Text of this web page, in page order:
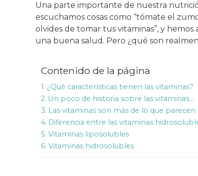
Una parte importante de nuestra
escuchamos cosas como “tómate el
olvides de tomar tus vitaminas”, y
una buena salud. Pero ¿qué son
Contenido de la página
¿Qué características tienen las vitaminas?
Un poco de historia sobre las vitaminas…
Las vitaminas son más de lo que parecen
Diferencia entre las vitaminas
Vitaminas liposolubles
Vitaminas hidrosolubles